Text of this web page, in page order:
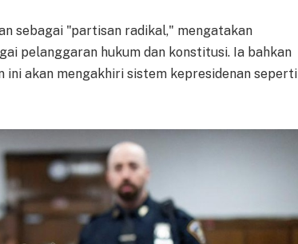
sebagai "partisan radikal," mengatakan
pelanggaran hukum dan konstitusi. Ia bahkan
ini akan mengakhiri sistem kepresidenan seperti